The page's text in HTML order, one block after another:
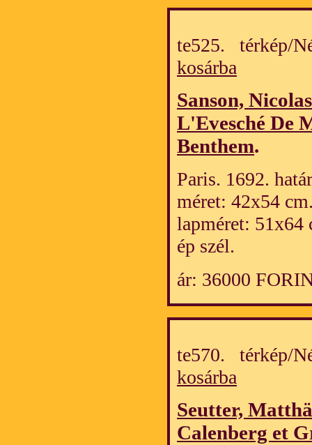
te525. térkép/
kosárba
Sanson, Nicolas
L'Evesché De
Benthem.
Paris. 1692.
méret: 42x54
lapméret: 51x64
ép szél.
ár: 36000
te570. térkép/
kosárba
Seutter,
Calenberg et